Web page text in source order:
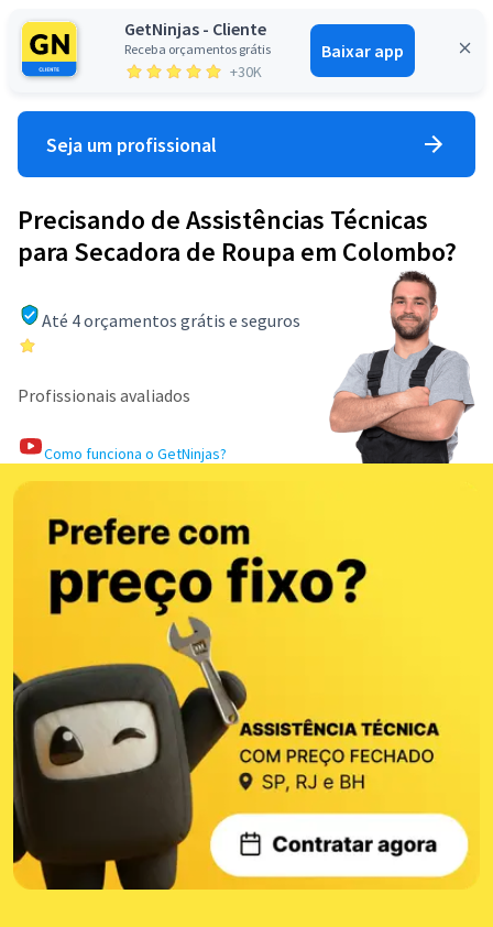
GetNinjas - Cliente
Receba orçamentos grátis
+30K
Baixar app
Entrar
Seja um profissional
Precisando de Assistências Técnicas
para Secadora de Roupa em Colombo?
Até 4 orçamentos grátis e seguros
Profissionais avaliados
Como funciona o GetNinjas?